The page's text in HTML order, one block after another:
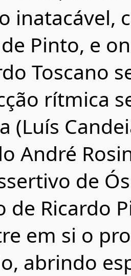
inatacável,
Pinto, e
Toscano
rítmica
(Luís
André
de
de Ricardo
em si o
abrindo